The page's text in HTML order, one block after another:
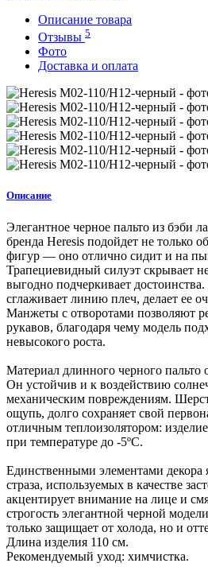
Описание товара
Отзывы 5
Фото
Доставка и оплата
Описание
Элегантное черное пальто из бэби
бренда Heresis подойдет не только
фигур — оно отлично сидит и на
Трапециевидный силуэт скрывает
выгодно подчеркивает
сглаживает линию плеч, делает ее
Манжеты с отворотами позволяют
рукавов, благодаря чему модель
невысокого роста.
Материал длинного черного пальто
Он устойчив и к воздействию
механическим повреждениям.
ощупь, долго сохраняет свой
отличным теплоизолятором:
при температуре до -5ºC.
Единственными элементами декора
страза, используемых в качестве
акцентирует внимание на лице и
строгость элегантной черной
только защищает от холода, но и
Длина изделия 110 см.
Рекомендуемый уход: химчистка.